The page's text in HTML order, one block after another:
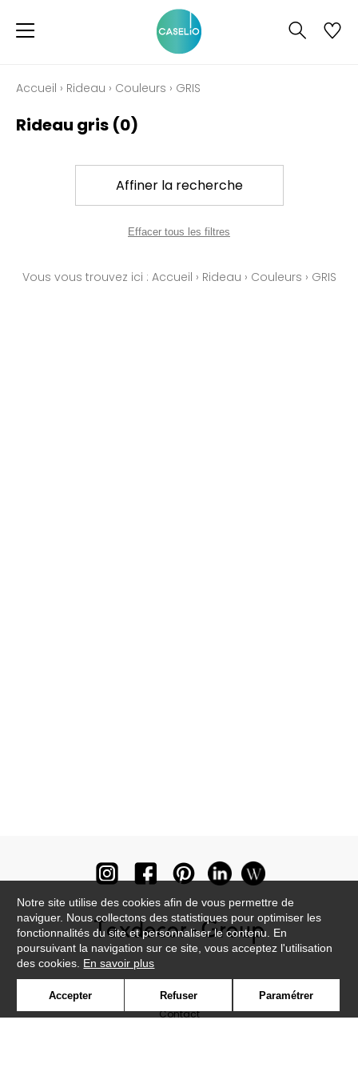
Accueil › Rideau › Couleurs › GRIS
Rideau gris (0)
Affiner la recherche
Effacer tous les filtres
Vous vous trouvez ici : Accueil › Rideau › Couleurs › GRIS
Contact
Notre site utilise des cookies afin de vous permettre de
naviguer. Nous collectons des statistiques pour optimiser les
fonctionnalités du site et personnaliser le contenu. En
poursuivant la navigation sur ce site, vous acceptez l'utilisation
des cookies. En savoir plus
Accepter Refuser Paramétrer